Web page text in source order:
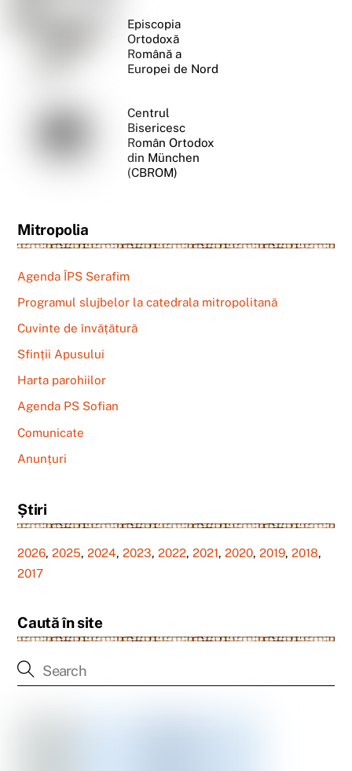
Episcopia
Ortodoxă
Română a
Europei de Nord
Centrul
Bisericesc
Român Ortodox
din München
(CBROM)
Mitropolia
Agenda ÎPS Serafim
Programul slujbelor la catedrala mitropolitană
Cuvinte de învățătură
Sfinții Apusului
Harta parohiilor
Agenda PS Sofian
Comunicate
Anunțuri
Știri
2026,2025,2024,2023,2022,2021,2020,2019,2018,
2017
Caută în site